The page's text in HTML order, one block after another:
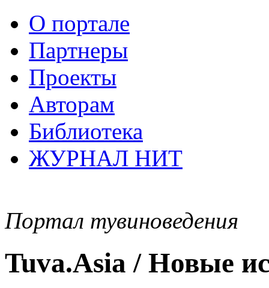
О портале
Партнеры
Проекты
Авторам
Библиотека
ЖУРНАЛ НИТ
Портал тувиноведения
Tuva.Asia / Новые